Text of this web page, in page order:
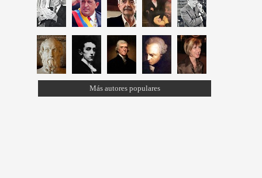
Más autores populares